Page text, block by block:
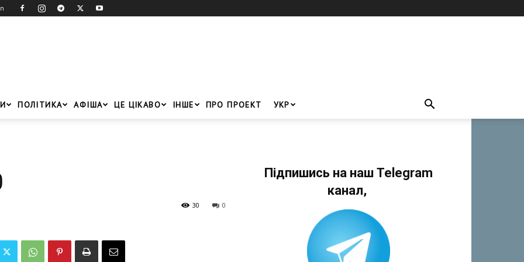
ПОЛІТИКА АФІША ЦЕ ЦІКАВО ІНШЕ ПРО ПРОЕКТ УКР
0
30
Підпишись на наш Telegram
канал,